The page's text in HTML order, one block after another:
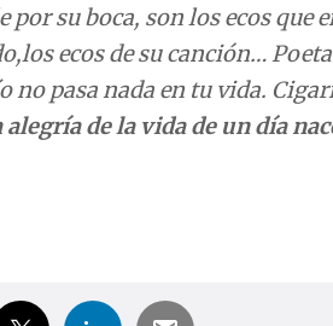
su boca, son los ecos que
ecos de su canción…
pasa nada en tu vida.
de la vida de un día